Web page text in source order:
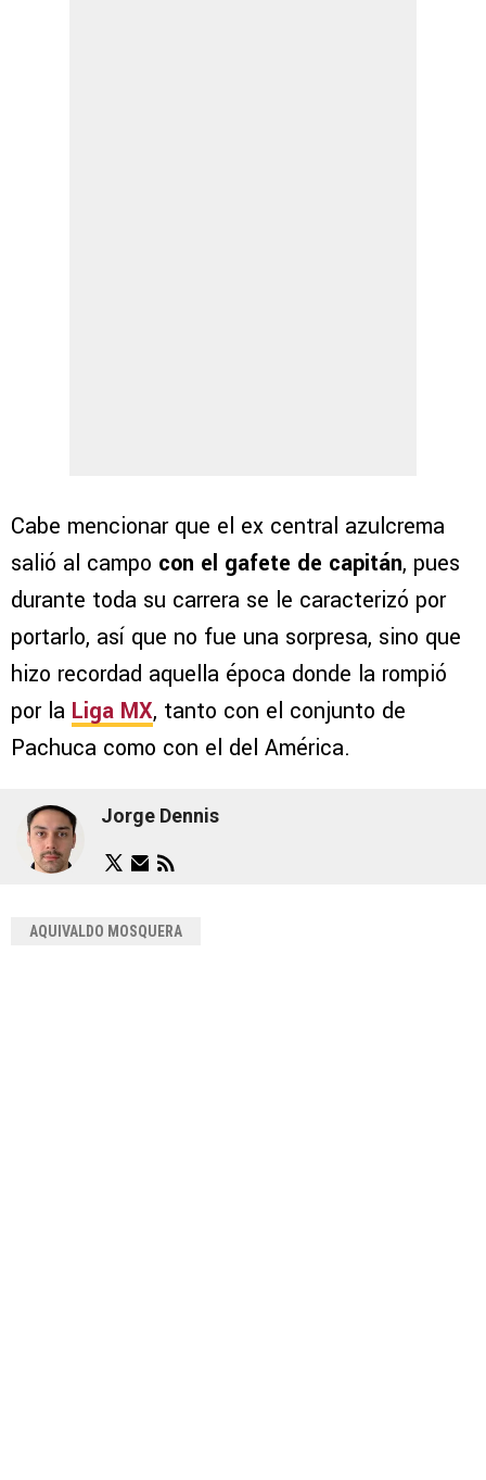
Cabe mencionar que el ex central azulcrema
salió al campo con el gafete de capitán, pues
durante toda su carrera se le caracterizó por
portarlo, así que no fue una sorpresa, sino que
hizo recordad aquella época donde la rompió
por la Liga MX, tanto con el conjunto de
Pachuca como con el del América.
Jorge Dennis
AQUIVALDO MOSQUERA